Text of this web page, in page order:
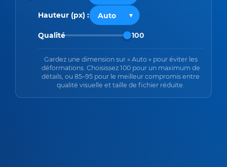
Hauteur (px) :
Qualité 100
Gardez une dimension sur « Auto » pour éviter les
déformations. Choisissez 100 pour un maximum de
détails, ou 85–95 pour le meilleur compromis entre
qualité visuelle et taille de fichier réduite.